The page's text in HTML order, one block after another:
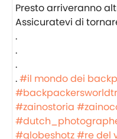
Presto arriveranno
Assicuratevi di
.
.
.
.#il mondo dei
#zainostoria
#globeshotz#re del